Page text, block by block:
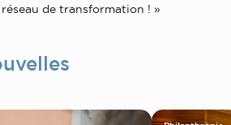
de transformation ! »